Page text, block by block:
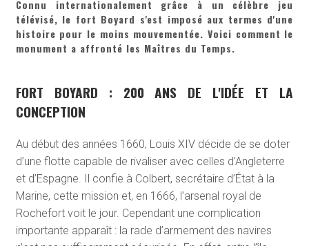
Connu internationalement grâce à un célèbre jeu
télévisé, le fort Boyard s'est imposé aux termes d'une
histoire pour le moins mouvementée. Voici comment le
monument a affronté les Maîtres du Temps.
FORT BOYARD : 200 ANS DE L'IDÉE ET LA
CONCEPTION
Au début des années 1660, Louis XIV décide de se doter
d’une flotte capable de rivaliser avec celles d’Angleterre
et d’Espagne. Il confie à Colbert, secrétaire d’État à la
Marine, cette mission et, en 1666, l’arsenal royal de
Rochefort voit le jour. Cependant une complication
importante apparaît : la rade d’armement des navires